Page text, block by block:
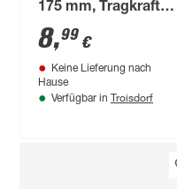
175 mm, Tragkraft
35 kg
8,99 €
Keine Lieferung nach
Hause
Verfügbar in Troisdorf